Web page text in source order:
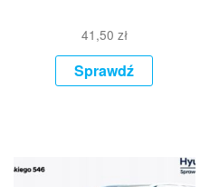
41,50 zł
Sprawdź